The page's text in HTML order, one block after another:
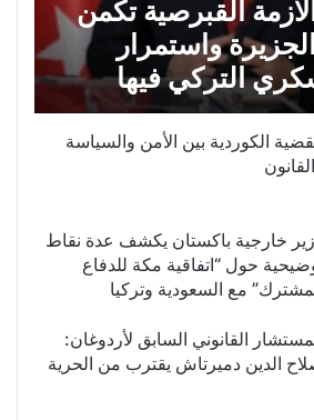
القبرصية تكمن
واستمرار
التركي فيها
الكوردية بين الأمن والسياسة
خارجية باكستان يكشف عدة نقاط
حول “اتفاقية مكة للدفاع
مع السعودية وتركيا
القانوني السابق لأردوغان:
الدين دميرتاش يقترب من الحرية